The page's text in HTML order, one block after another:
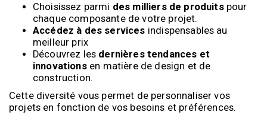
Choisissez parmi des milliers de produits pour
chaque composante de votre projet.
Accédez à des services indispensables au
meilleur prix
Découvrez les dernières tendances et
innovationsen matière de design et de
construction.
Cette diversité vous permet de personnaliser vos
projets en fonction de vos besoins et préférences.